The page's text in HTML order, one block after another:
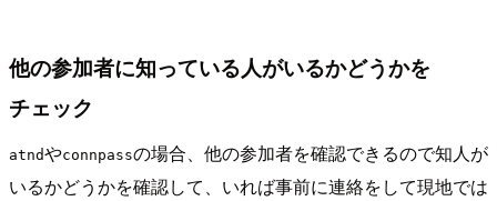
他の参加者に知っている人がいるかどうかを
チェック
atndやconnpassの場合、他の参加者を確認できるので知人が
いるかどうかを確認して、いれば事前に連絡をして現地では